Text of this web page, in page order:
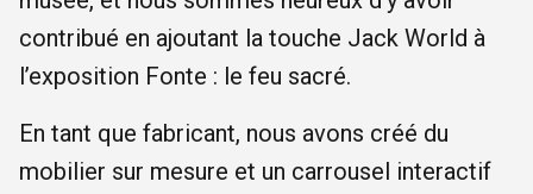
contribué en ajoutant la touche Jack World à
l’exposition Fonte : le feu sacré.
En tant que fabricant, nous avons créé du
mobilier sur mesure et un carrousel interactif